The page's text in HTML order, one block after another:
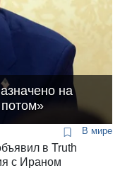
на
В мире
в Truth
с Ираном